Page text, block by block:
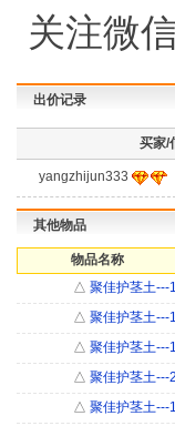
关注微
出价记录
买家/
yangzhijun333
其他物品
物品名称
△ 聚佳护茎土---
△ 聚佳护茎土---
△ 聚佳护茎土---
△ 聚佳护茎土---
△ 聚佳护茎土---